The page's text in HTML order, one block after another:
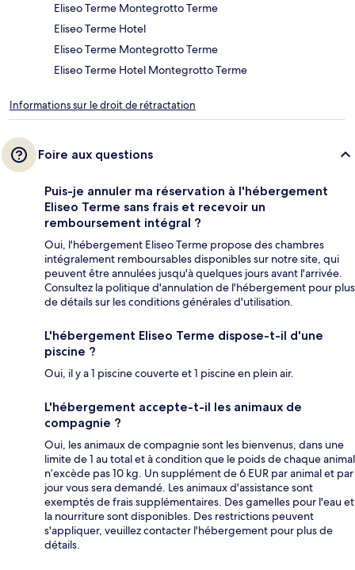
Eliseo Terme Montegrotto Terme
Eliseo Terme Hotel
Eliseo Terme Montegrotto Terme
Eliseo Terme Hotel Montegrotto Terme
Informations sur le droit de rétractation
Foire aux questions
Puis-je annuler ma réservation à l'hébergement
Eliseo Terme sans frais et recevoir un
remboursement intégral ?
Oui, l'hébergement Eliseo Terme propose des chambres
intégralement remboursables disponibles sur notre site, qui
peuvent être annulées jusqu'à quelques jours avant l'arrivée.
Consultez la politique d'annulation de l'hébergement pour plus
de détails sur les conditions générales d'utilisation.
L'hébergement Eliseo Terme dispose-t-il d'une
piscine ?
Oui, il y a 1 piscine couverte et 1 piscine en plein air.
L'hébergement accepte-t-il les animaux de
compagnie ?
Oui, les animaux de compagnie sont les bienvenus, dans une
limite de 1 au total et à condition que le poids de chaque animal
n’excède pas 10 kg. Un supplément de 6 EUR par animal et par
jour vous sera demandé. Les animaux d'assistance sont
exemptés de frais supplémentaires. Des gamelles pour l'eau et
la nourriture sont disponibles. Des restrictions peuvent
s'appliquer, veuillez contacter l'hébergement pour plus de
détails.